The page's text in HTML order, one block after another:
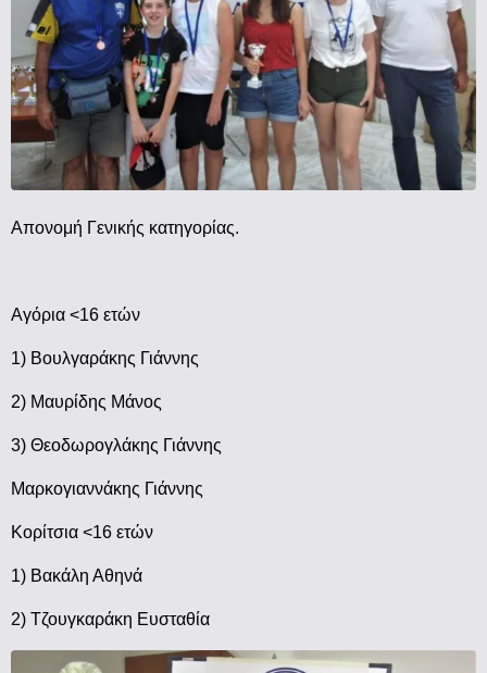
Απονομή Γενικής κατηγορίας.
Αγόρια <16 ετών
1) Βουλγαράκης Γιάννης
2) Μαυρίδης Μάνος
3) Θεοδωρογλάκης Γιάννης
Μαρκογιαννάκης Γιάννης
Κορίτσια <16 ετών
1) Βακάλη Αθηνά
2) Τζουγκαράκη Ευσταθία